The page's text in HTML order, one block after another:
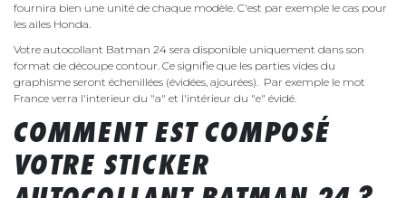
fournira bien une unité de chaque modèle. C'est par exemple le cas pour
les ailes Honda.
Votre autocollant Batman 24 sera disponible uniquement dans son
format de découpe contour. Ce signifie que les parties vides du
graphisme seront échenillées (évidées, ajourées). Par exemple le mot
France verra l'interieur du "a" et l'intérieur du "e" évidé.
COMMENT EST COMPOSÉ
VOTRE STICKER